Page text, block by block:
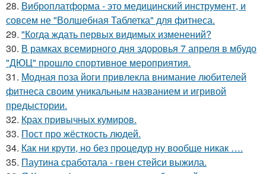
28. Виброплатформа - это медицинский инструмент, и
совсем не "Волшебная Таблетка" для фитнеса.
29. "Когда ждать первых видимых изменений?
30. В рамках всемирного дня здоровья 7 апреля в мбудо
"ДЮЦ" прошло спортивное мероприятия.
31. Модная поза йоги привлекла внимание любителей
фитнеса своим уникальным названием и игривой
предыстории.
32. Крах привычных кумиров.
33. Пост про жёсткость людей.
34. Как ни крути, но без процедур ну вообще никак ….
35. Паутина сработала - гвен стейси выжила.